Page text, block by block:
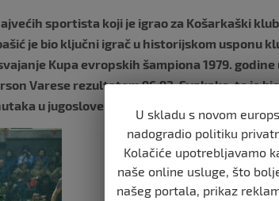
sportista koji je igrao za Košarkaški
je bio ključni igrač u historijskom usponu
Kupa evropskih šampiona 1979.
Varese rezultatom 96:93. Svakako, to je
u jugoslovenskoj i evropskoj košarci tog
U skladu s novom
nadogradio politiku
Kolačiće upotrebljavamo
naše online usluge, što
našeg portala, prikaz